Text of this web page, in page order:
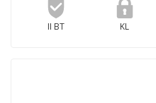
II BT KL